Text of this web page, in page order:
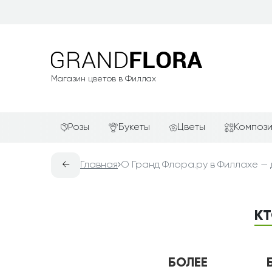
Магазин цветов в Филлах
Розы Букеты Цветы
Цветы в
← Главная О Гранд Флора.ру в Филлахе —
БОЛЕЕ